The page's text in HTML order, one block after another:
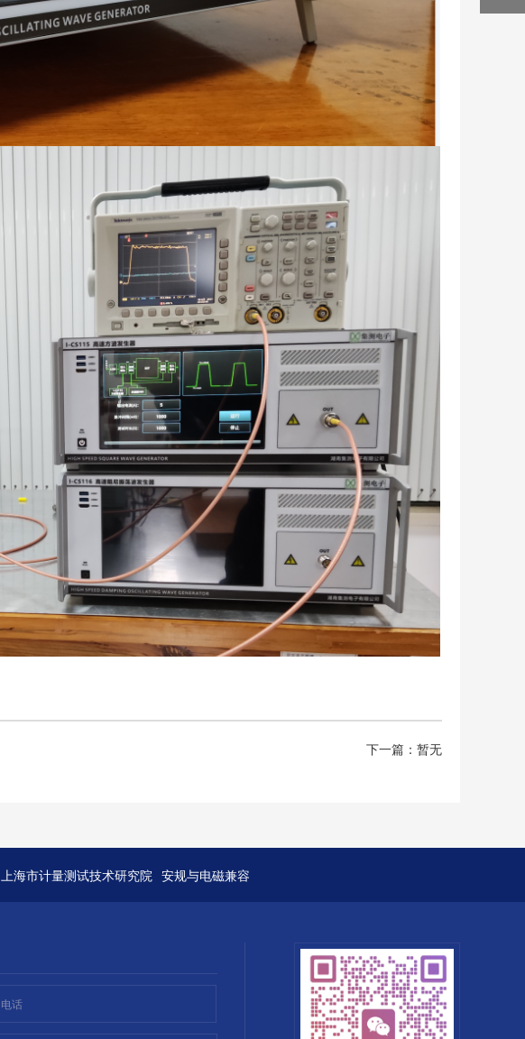
下一篇：暂无
上海市计量测试技术研究院 安规与电磁兼容
电话